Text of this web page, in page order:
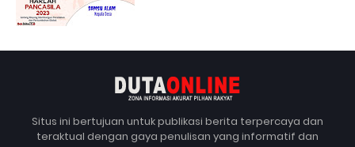
Situs ini bertujuan untuk publikasi berita terpercaya dan
teraktual dengan gaya penulisan yang informatif dan